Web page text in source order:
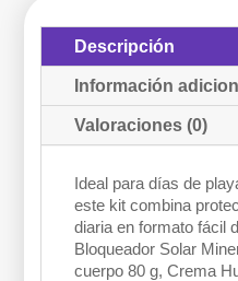
Descripción
Información
Valoraciones (0)
Ideal para días de
este kit combina
diaria en formato fácil
Bloqueador Solar
cuerpo 80 g, Crema